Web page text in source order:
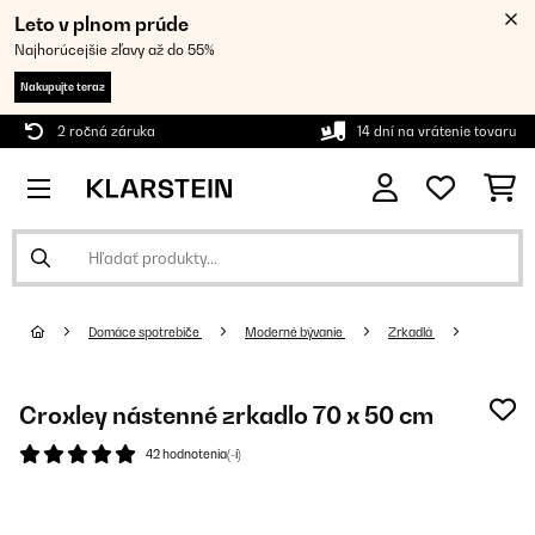
Leto v plnom prúde
Najhorúcejšie zľavy až do 55%
Nakupujte teraz
2 ročná záruka 14 dní na vrátenie tovaru
Domáce spotrebiče Moderné bývanie Zrkadlá
Croxley nástenné zrkadlo 70 x 50 cm
42 hodnotenia(-í)